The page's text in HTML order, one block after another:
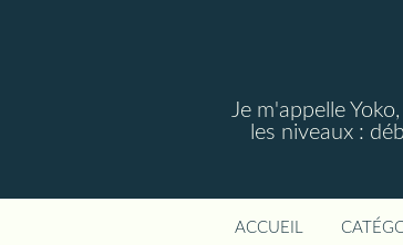
Je m'appelle
les niveaux :
ACCUEIL